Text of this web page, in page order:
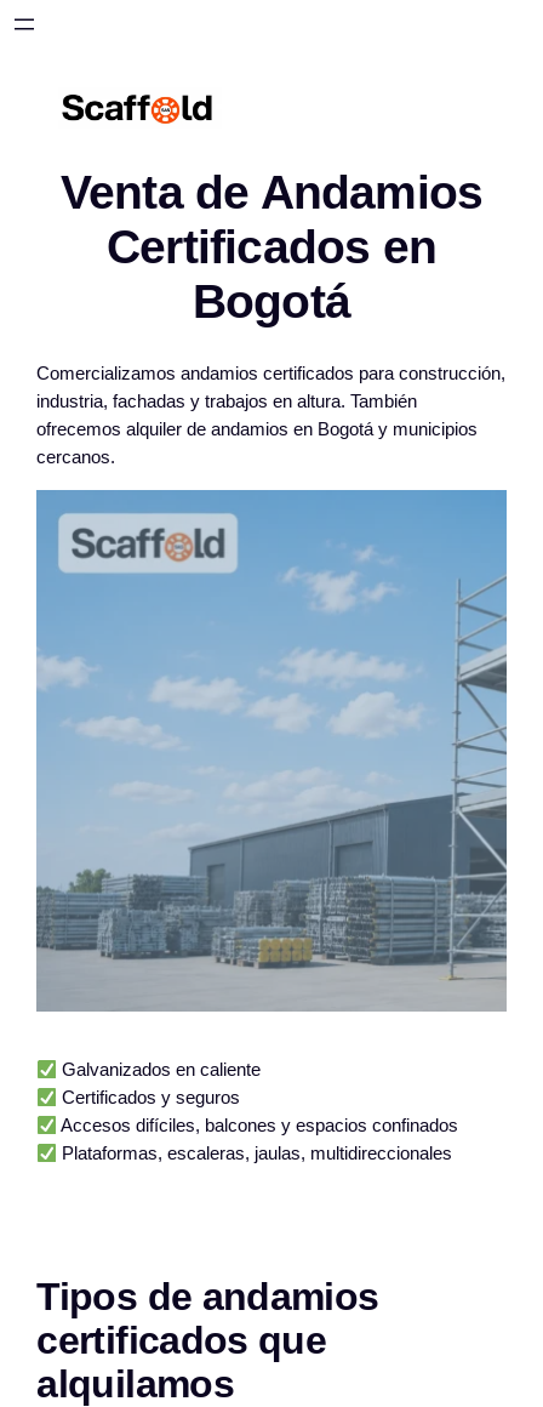
Saltar
Venta de Andamios
Certificados en
Bogotá
Comercializamos andamios certificados para construcción,
industria, fachadas y trabajos en altura. También
ofrecemos alquiler de andamios en Bogotá y municipios
cercanos.
Galvanizados en caliente
Certificados y seguros
Accesos difíciles, balcones y espacios confinados
Plataformas, escaleras, jaulas, multidireccionales
Tipos de andamios
certificados que
alquilamos